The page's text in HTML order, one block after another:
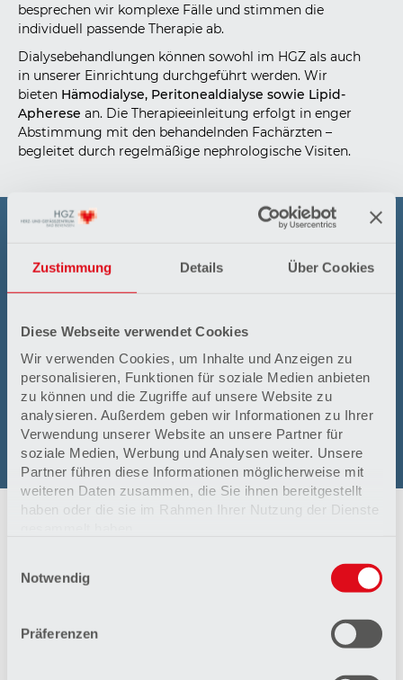
Zustimmung Details Über Cookies
Diese Webseite verwendet Cookies
Wir verwenden Cookies, um Inhalte und Anzeigen zu
personalisieren, Funktionen für soziale Medien anbieten
zu können und die Zugriffe auf unsere Website zu
analysieren. Außerdem geben wir Informationen zu Ihrer
Verwendung unserer Website an unsere Partner für
soziale Medien, Werbung und Analysen weiter. Unsere
Partner führen diese Informationen möglicherweise mit
weiteren Daten zusammen, die Sie ihnen bereitgestellt
haben oder die sie im Rahmen Ihrer Nutzung der Dienste
Impressum
Notwendig
Präferenzen
besprechen wir komplexe Fälle und stimmen die
individuell passende Therapie ab.
Dialysebehandlungen können sowohl im HGZ als auch
in unserer Einrichtung durchgeführt werden. Wir
bieten Hämodialyse, Peritonealdialyse sowie Lipid-
Apherese an. Die Therapieeinleitung erfolgt in enger
Abstimmung mit den behandelnden Fachärzten –
begleitet durch regelmäßige nephrologische Visiten.
Dr. Carsten Brockmann
Dr. Günther Graf
Tel.: 05821 98-6011
E-Mail: info-innere@mvz-badbevensen.de
www.mvz-badbevensen.de